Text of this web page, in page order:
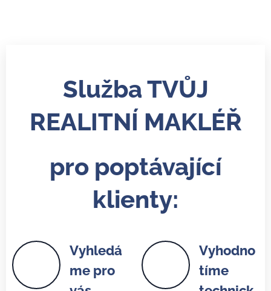
Služba TVŮJ
REALITNÍ MAKLÉŘ
pro poptávající
klienty:
Vyhledá
me pro
Vyhodno
tíme